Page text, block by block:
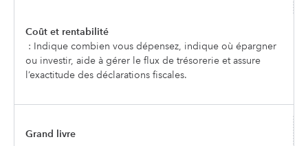
Coût et rentabilité
: Indique combien vous dépensez, indique où épargner
ou investir, aide à gérer le flux de trésorerie et assure
l’exactitude des déclarations fiscales.
Grand livre